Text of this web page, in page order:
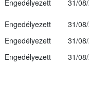
Engedélyezett
31/
Engedélyezett
31/
Engedélyezett
31/
Engedélyezett 31/